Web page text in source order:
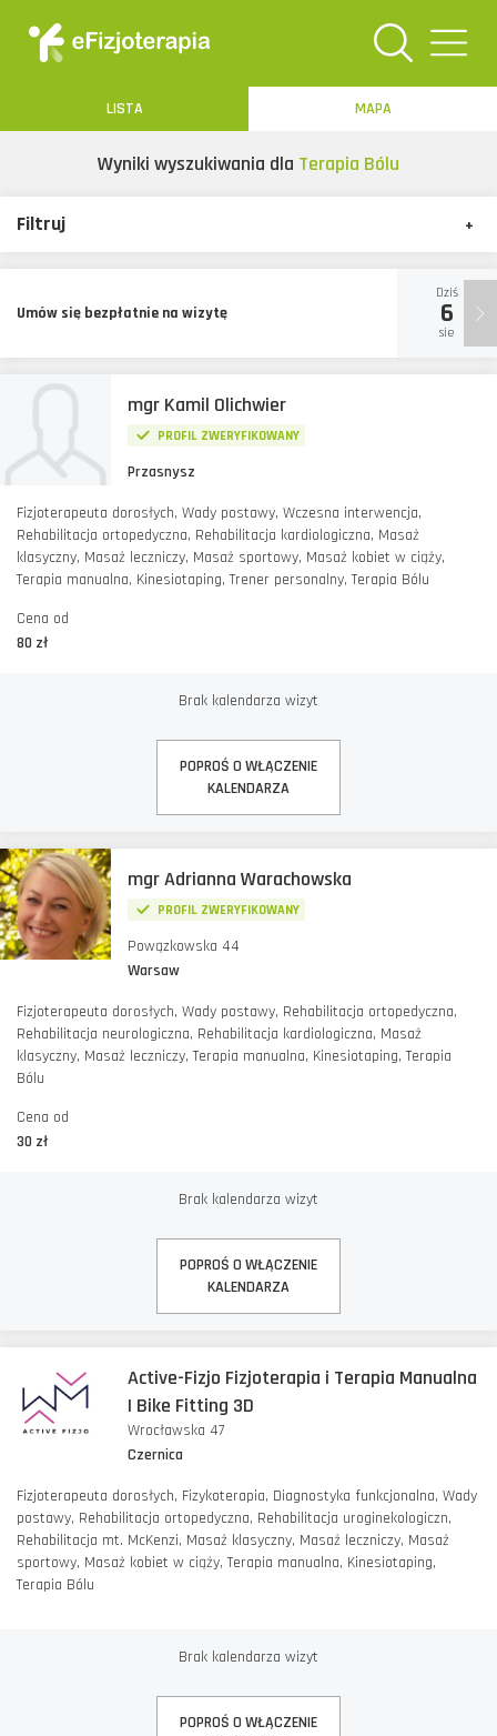
Toggle
navigation
LISTA MAPA
Wyniki wyszukiwania dla Terapia Bólu
Filtruj +
Umów się bezpłatnie na wizytę
Dziś
6
sie
mgr Kamil Olichwier
PROFIL ZWERYFIKOWANY
Przasnysz
Fizjoterapeuta dorosłych, Wady postawy, Wczesna interwencja,
Rehabilitacja ortopedyczna, Rehabilitacja kardiologiczna, Masaż
klasyczny, Masaż leczniczy, Masaż sportowy, Masaż kobiet w ciąży,
Terapia manualna, Kinesiotaping, Trener personalny, Terapia Bólu
Cena od
80 zł
Brak kalendarza wizyt
POPROŚ O WŁĄCZENIE
KALENDARZA
mgr Adrianna Warachowska
PROFIL ZWERYFIKOWANY
Powązkowska 44
Warsaw
Fizjoterapeuta dorosłych, Wady postawy, Rehabilitacja ortopedyczna,
Rehabilitacja neurologiczna, Rehabilitacja kardiologiczna, Masaż
klasyczny, Masaż leczniczy, Terapia manualna, Kinesiotaping, Terapia
Bólu
Cena od
30 zł
Brak kalendarza wizyt
POPROŚ O WŁĄCZENIE
KALENDARZA
Active-Fizjo Fizjoterapia i Terapia Manualna
| Bike Fitting 3D
Wrocławska 47
Czernica
Fizjoterapeuta dorosłych, Fizykoterapia, Diagnostyka funkcjonalna, Wady
postawy, Rehabilitacja ortopedyczna, Rehabilitacja uroginekologiczn,
Rehabilitacja mt. McKenzi, Masaż klasyczny, Masaż leczniczy, Masaż
sportowy, Masaż kobiet w ciąży, Terapia manualna, Kinesiotaping,
Terapia Bólu
Brak kalendarza wizyt
POPROŚ O WŁĄCZENIE